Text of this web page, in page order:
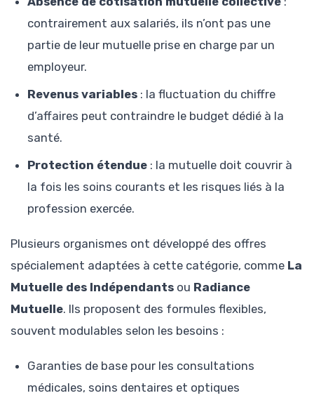
contrairement aux salariés, ils n’ont pas une
partie de leur mutuelle prise en charge par un
employeur.
Revenus variables : la fluctuation du chiffre
d’affaires peut contraindre le budget dédié à la
santé.
Protection étendue : la mutuelle doit couvrir à
la fois les soins courants et les risques liés à la
profession exercée.
Plusieurs organismes ont développé des offres
spécialement adaptées à cette catégorie, comme La
Mutuelle des Indépendants ou Radiance
Mutuelle. Ils proposent des formules flexibles,
souvent modulables selon les besoins :
Garanties de base pour les consultations
médicales, soins dentaires et optiques